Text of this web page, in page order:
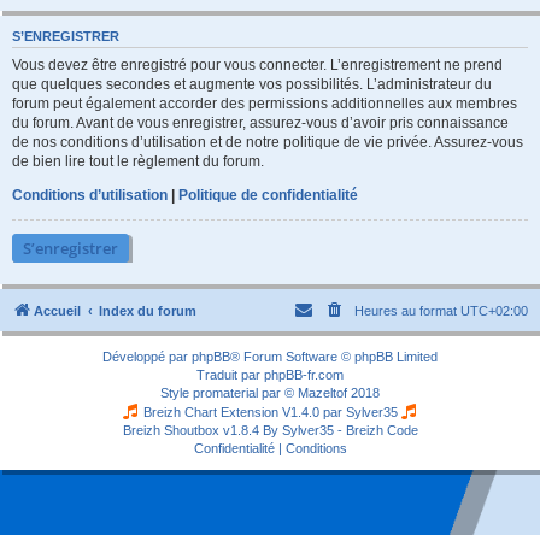
S’ENREGISTRER
Vous devez être enregistré pour vous connecter. L’enregistrement ne prend
que quelques secondes et augmente vos possibilités. L’administrateur du
forum peut également accorder des permissions additionnelles aux membres
du forum. Avant de vous enregistrer, assurez-vous d’avoir pris connaissance
de nos conditions d’utilisation et de notre politique de vie privée. Assurez-vous
de bien lire tout le règlement du forum.
Conditions d’utilisation | Politique de confidentialité
S’enregistrer
Accueil Index du forum Heures au format UTC+02:00
Développé par phpBB® Forum Software © phpBB Limited
Traduit par phpBB-fr.com
Style promaterial par © Mazeltof 2018
Breizh Chart Extension V1.4.0 par Sylver35
Breizh Shoutbox v1.8.4 By Sylver35 - Breizh Code
Confidentialité| Conditions